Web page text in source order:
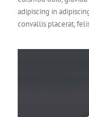
adipiscing in
convallis placerat,